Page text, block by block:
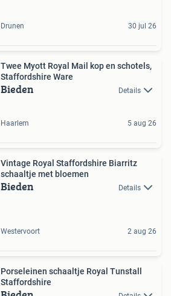
Drunen 30 jul 26
Twee Myott Royal Mail kop en schotels,
Staffordshire Ware
Bieden Details
Haarlem 5 aug 26
Vintage Royal Staffordshire Biarritz
schaaltje met bloemen
Bieden Details
Westervoort 2 aug 26
Porseleinen schaaltje Royal Tunstall
Staffordshire